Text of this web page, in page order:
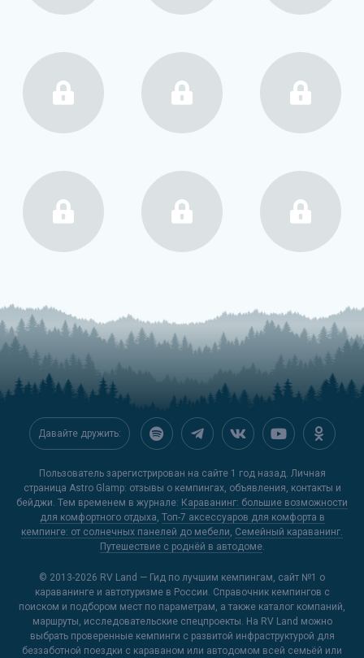
Давайте дружить:
Пользователь зарегистрирован на сайте 1 год назад. Личная
страница Astro Glamp: отзывы о кемпингах, объявления, контакты и
бейджи. Тем временем в журнале: Караванинг: большие возможности
для комфортного отдыха, Топ-7 аксессуаров для комфорта в
кемпинге: от солнечных панелей до мебели, Семейный караванинг.
Путешествие с роднёй в автодоме.
© 2013-2026 RV Land — Гид по лучшим кемпингам, сайт №1 о
караванинге и автотуризме в России. Справочник кемпингов с
поиском и подбором мест по параметрам, а также каталог компаний,
маршруты, исследовательские спецпроекты. На RV Land можно
выбрать проверенные кемпинги с развитой инфраструктурой для
беззаботной поездки с караваном или автодомом всей семьёй или